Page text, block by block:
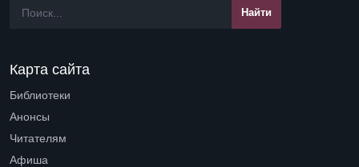
Карта сайта
Библиотеки
Анонсы
Читателям
Афиша